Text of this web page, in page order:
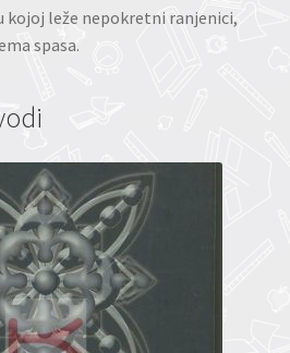
kojoj leže nepokretni ranjenici,
spasa.